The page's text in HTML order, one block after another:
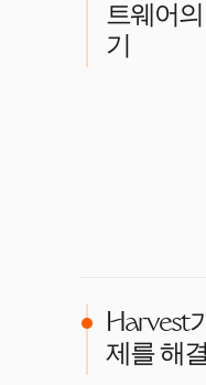
트웨어
기
Harvest
제를 해